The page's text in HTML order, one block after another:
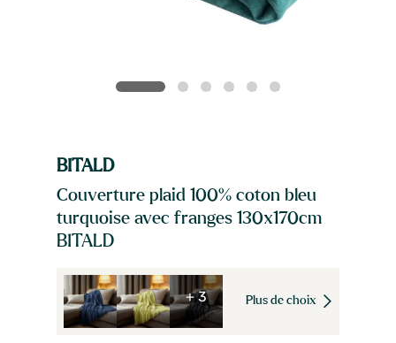
BITALD
Couverture plaid 100% coton bleu
turquoise avec franges 130x170cm
BITALD
+ 3 Plus de choix